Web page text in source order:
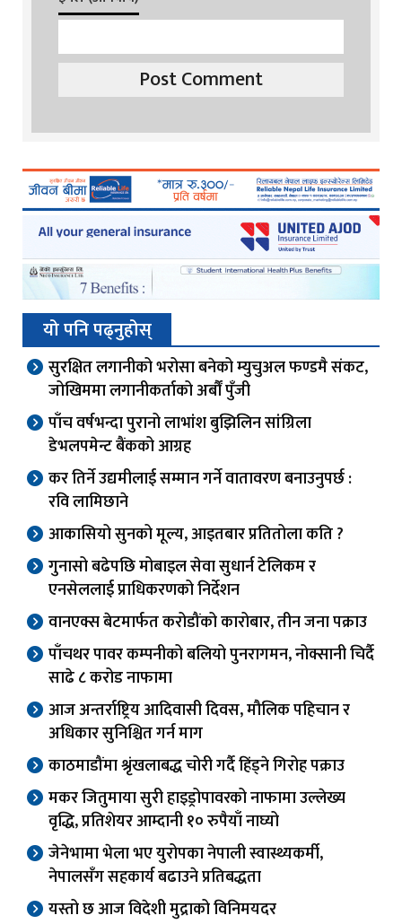
यो पनि पढ्नुहोस्
सुरक्षित लगानीको भरोसा बनेको म्युचुअल फण्डमै संकट,
जोखिममा लगानीकर्ताको अर्बौं पुँजी
पाँच वर्षभन्दा पुरानो लाभांश बुझिलिन सांग्रिला
डेभलपमेन्ट बैंकको आग्रह
कर तिर्ने उद्यमीलाई सम्मान गर्ने वातावरण बनाउनुपर्छ :
रवि लामिछाने
आकासियो सुनको मूल्य, आइतबार प्रतितोला कति ?
गुनासो बढेपछि मोबाइल सेवा सुधार्न टेलिकम र
एनसेललाई प्राधिकरणको निर्देशन
वानएक्स बेटमार्फत करोडौंको कारोबार, तीन जना पक्राउ
पाँचथर पावर कम्पनीको बलियो पुनरागमन, नोक्सानी चिर्दै
साढे ८ करोड नाफामा
आज अन्तर्राष्ट्रिय आदिवासी दिवस, मौलिक पहिचान र
अधिकार सुनिश्चित गर्न माग
काठमाडौंमा श्रृंखलाबद्ध चोरी गर्दै हिंड्ने गिरोह पक्राउ
मकर जितुमाया सुरी हाइड्रोपावरको नाफामा उल्लेख्य
वृद्धि, प्रतिशेयर आम्दानी १० रुपैयाँ नाघ्यो
जेनेभामा भेला भए युरोपका नेपाली स्वास्थ्यकर्मी,
नेपालसँग सहकार्य बढाउने प्रतिबद्धता
यस्तो छ आज विदेशी मुद्राको विनिमयदर